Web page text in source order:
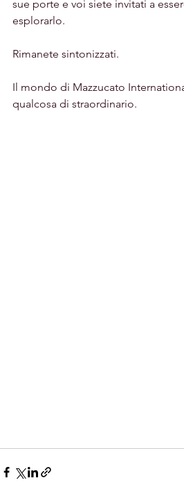
sue porte e voi siete invitati a
esplorarlo.
Rimanete sintonizzati.
Il mondo di Mazzucato
qualcosa di straordinario.